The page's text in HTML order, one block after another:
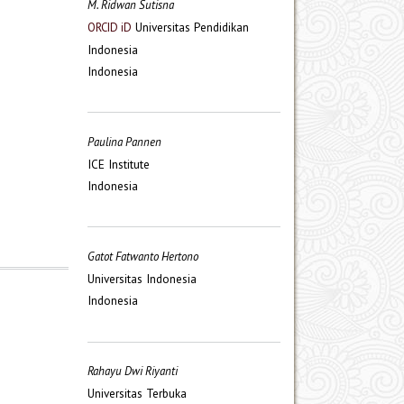
M. Ridwan Sutisna
ORCID iD Universitas Pendidikan
Indonesia
Indonesia
Paulina Pannen
ICE Institute
Indonesia
Gatot Fatwanto Hertono
Universitas Indonesia
Indonesia
Rahayu Dwi Riyanti
Universitas Terbuka